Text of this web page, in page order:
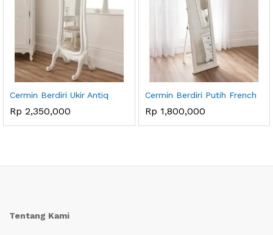
Cermin Berdiri Ukir Antiq
Rp 2,350,000
Cermin Berdiri Putih French
Rp 1,800,000
Tentang Kami